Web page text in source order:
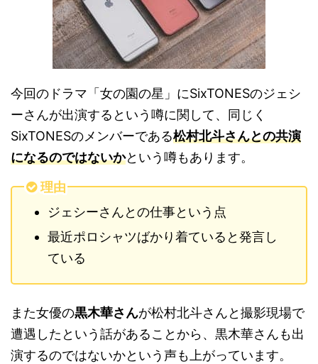
今回のドラマ「女の園の星」にSixTONESのジェシ
ーさんが出演するという噂に関して、同じく
SixTONESのメンバーである松村北斗さんとの共演
になるのではないかという噂もあります。
理由
ジェシーさんとの仕事という点
最近ポロシャツばかり着ていると発言し
ている
また女優の黒木華さんが松村北斗さんと撮影現場で
遭遇したという話があることから、黒木華さんも出
演するのではないかという声も上がっています。